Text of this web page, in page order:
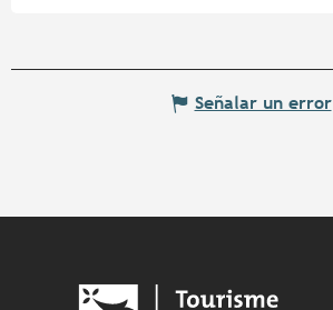
Señalar un error